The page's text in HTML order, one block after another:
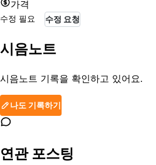
가격
수정 필요 수정 요청
시음노트
시음노트 기록을 확인하고 있어요.
나도 기록하기
연관 포스팅